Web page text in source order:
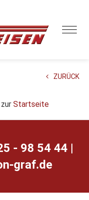
ZURÜCK
Startseite
- 98 54 44 |